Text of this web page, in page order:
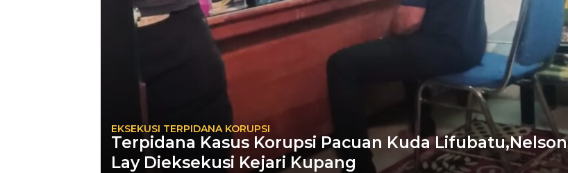
EKSEKUSI TERPIDANA KORUPSI
Terpidana Kasus Korupsi Pacuan Kuda Lifubatu,Nelson
Lay Dieksekusi Kejari Kupang